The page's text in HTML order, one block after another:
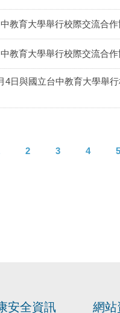
教育大學舉行校際交流合
教育大學舉行校際交流合
4日與國立台中教育大學舉
2 3 4 5
安全資訊 網站